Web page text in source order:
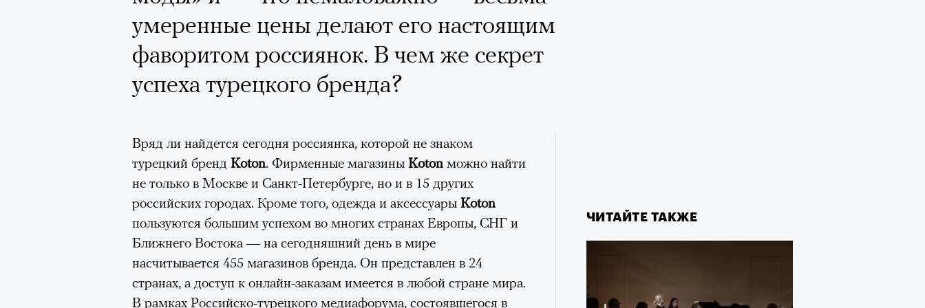
ЧИТАЙТЕ ТАКЖЕ
умеренные цены делают его настоящим
фаворитом россиянок. В чем же секрет
успеха турецкого бренда?
Вряд ли найдется сегодня россиянка, которой не знаком
турецкий бренд Koton. Фирменные магазины Koton можно найти
не только в Москве и Санкт-Петербурге, но и в 15 других
российских городах. Кроме того, одежда и аксессуары Koton
пользуются большим успехом во многих странах Европы, СНГ и
Ближнего Востока — на сегодняшний день в мире
насчитывается 455 магазинов бренда. Он представлен в 24
странах, а доступ к онлайн-заказам имеется в любой стране мира.
В рамках Российско-турецкого медиафорума, состоявшегося в
горы становится последним, а другие
готовы снова рисковать жизнью?
Психологи и альпинисты объясняют, как
тянет с новой силой
Подписывайтесь на телеграм-канал «РБК Стиль»